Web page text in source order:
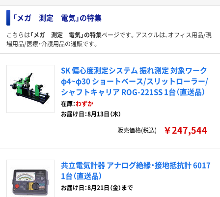
「メガ 測定 電気」の特集
こちらは「メガ 測定 電気」の特集ページです。アスクルは、オフィス用品/現
場用品/医療・介護用品の通販です。
SK 偏心度測定システム 振れ測定 対象ワーク
φ4~φ30 ショートベース/スリットローラー/
シャフトキャリア ROG-221SS 1台（直送品）
在庫：わずか
お届け日：8月13日（木）
販売価格(税込)
￥247,544
共立電気計器 アナログ絶縁・接地抵抗計 6017
1台（直送品）
お届け日：8月21日（金）まで